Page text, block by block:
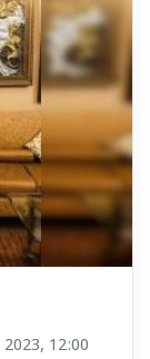
2023, 12:00